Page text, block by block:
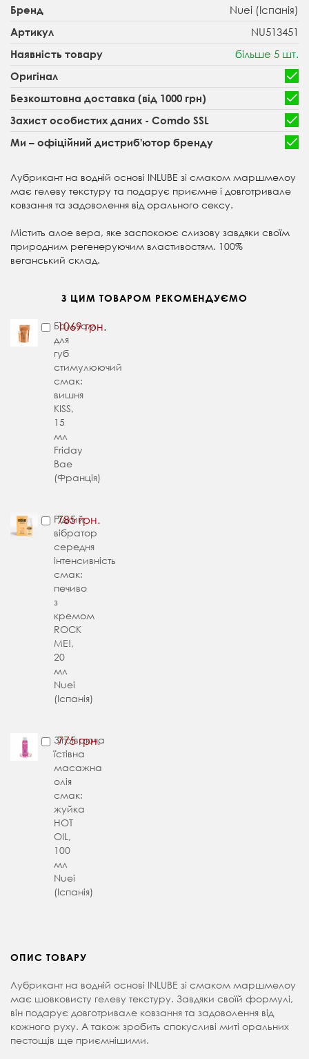
Бренд Nuei (Іспанія)
Артикул NU513451
Наявність товару більше 5 шт.
Оригінал
Безкоштовна доставка (від 1000 грн)
Захист особистих даних - Comdo SSL
Ми – офіційний дистриб'ютор бренду
Лубрикант на водній основі INLUBE зі смаком маршмелоу
має гелеву текстуру та подарує приємне і довготривале
ковзання та задоволення від орального сексу.
Містить алое вера, яке заспокоює слизову завдяки своїм
природним регенеруючим властивостям. 100%
веганський склад.
З ЦИМ ТОВАРОМ РЕКОМЕНДУЄМО
Бальзам
для
губ
стимулюючий
смак:
вишня
KISS,
15
мл
Friday
Bae
(Франція)
1069 грн.
Рідкий
вібратор
середня
інтенсивність
смак:
печиво
з
кремом
ROCK
ME!,
20
мл
Nuei
(Іспанія)
785 грн.
Зігріваюча
їстівна
масажна
олія
смак:
жуйка
HOT
OIL,
100
мл
Nuei
(Іспанія)
775 грн.
ОПИС ТОВАРУ
Лубрикант на водній основі INLUBE зі смаком маршмелоу
має шовковисту гелеву текстуру. Завдяки своїй формулі,
він подарує довготривале ковзання та задоволення від
кожного руху. А також зробить спокусливі миті оральних
пестощів ще приємнішими.